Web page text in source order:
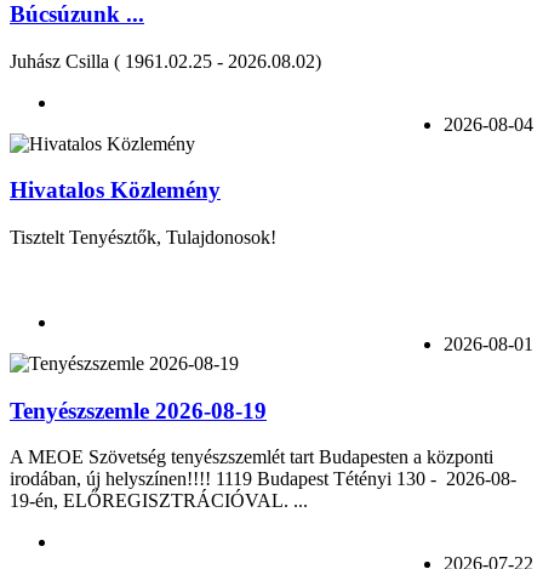
Búcsúzunk ...
Juhász Csilla ( 1961.02.25 - 2026.08.02)
2026-08-04
Hivatalos Közlemény
Tisztelt Tenyésztők, Tulajdonosok!
2026-08-01
Tenyészszemle 2026-08-19
A MEOE Szövetség tenyészszemlét tart Budapesten a központi
irodában, új helyszínen!!!! 1119 Budapest Tétényi 130 - 2026-08-
19-én, ELŐREGISZTRÁCIÓVAL. ...
2026-07-22